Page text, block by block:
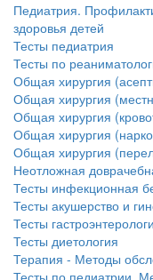
Педиатрия.
здоровья детей
Тесты педиатрия
Тесты по
Общая хирургия
Общая хирургия
Общая хирургия
Общая хирургия
Общая хирургия
Неотложная
Тесты инфекционная
Тесты акушерство и
Тесты
Тесты диетология
Терапия - Методы
Тесты по педиатрии.